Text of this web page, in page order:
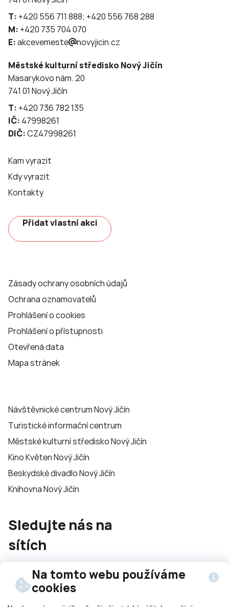
Na tomto webu používáme
cookies
T: +420 556 711 888; +420 556 768 288
M: +420 735 704 070
E:akcevemeste novyjicin.cz
Městské kulturní středisko Nový Jičín
Masarykovo nám. 20
741 01 Nový Jičín
T: +420 736 782 135
IČ: 47998261
DIČ:CZ47998261
Kam vyrazit
Kdy vyrazit
Kontakty
Přidat vlastní akci
Zásady ochrany osobních údajů
Ochrana oznamovatelů
Prohlášení o cookies
Prohlášení o přístupnosti
Otevřená data
Mapa stránek
Návštěvnické centrum Nový Jičín
Turistické informační centrum
Městské kulturní středisko Nový Jičín
Kino Květen Nový Jičín
Beskydské divadlo Nový Jičín
Knihovna Nový Jičín
Sledujte nás na
sítích